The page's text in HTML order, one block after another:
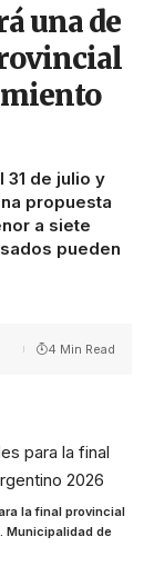
una de
31 de julio y
propuesta
a siete
pueden
4 Min Read
la final provincial
Municipalidad de